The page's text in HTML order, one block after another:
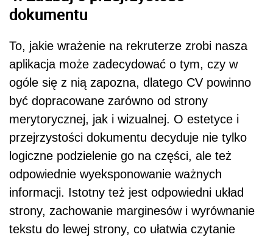
dokumentu
To, jakie wrażenie na rekruterze zrobi nasza
aplikacja może zadecydować o tym, czy w
ogóle się z nią zapozna, dlatego CV powinno
być dopracowane zarówno od strony
merytorycznej, jak i wizualnej. O estetyce i
przejrzystości dokumentu decyduje nie tylko
logiczne podzielenie go na części, ale też
odpowiednie wyeksponowanie ważnych
informacji. Istotny też jest odpowiedni układ
strony, zachowanie marginesów i wyrównanie
tekstu do lewej strony, co ułatwia czytanie